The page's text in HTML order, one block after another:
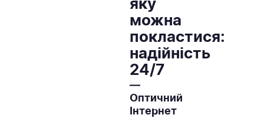
яку
можна
покластися:
надійність
24/7
—
Оптичний
Інтернет